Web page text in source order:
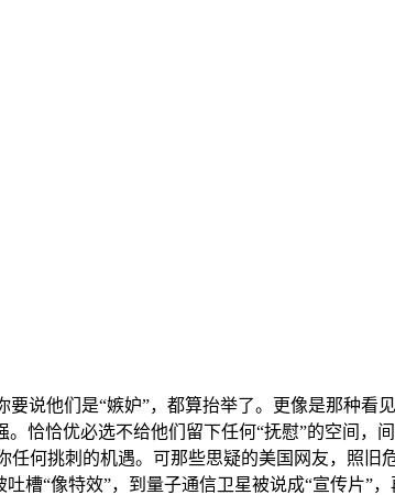
要说他们是“嫉妒”，都算抬举了。更像是那种看
恰恰优必选不给他们留下任何“抚慰”的空间，
何挑刺的机遇。可那些思疑的美国网友，照旧
槽“像特效”，到量子通信卫星被说成“宣传片”